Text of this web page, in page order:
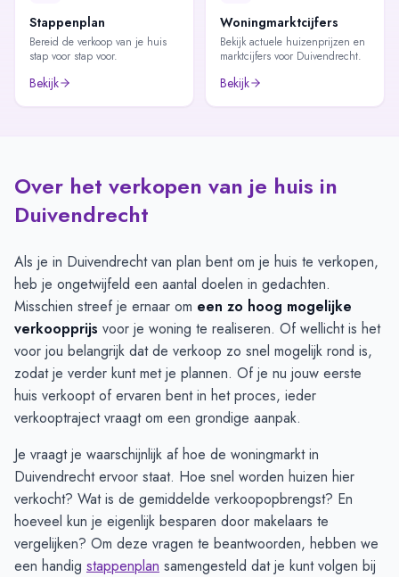
Stappenplan
Bereid de verkoop van je huis
stap voor stap voor.
Bekijk
Woningmarktcijfers
Bekijk actuele huizenprijzen en
marktcijfers voor Duivendrecht.
Bekijk
Over het verkopen van je huis in
Duivendrecht
Als je in Duivendrecht van plan bent om je huis te verkopen,
heb je ongetwijfeld een aantal doelen in gedachten.
Misschien streef je ernaar om een zo hoog mogelijke
verkoopprijs voor je woning te realiseren. Of wellicht is het
voor jou belangrijk dat de verkoop zo snel mogelijk rond is,
zodat je verder kunt met je plannen. Of je nu jouw eerste
huis verkoopt of ervaren bent in het proces, ieder
verkooptraject vraagt om een grondige aanpak.
Je vraagt je waarschijnlijk af hoe de woningmarkt in
Duivendrecht ervoor staat. Hoe snel worden huizen hier
verkocht? Wat is de gemiddelde verkoopopbrengst? En
hoeveel kun je eigenlijk besparen door makelaars te
vergelijken? Om deze vragen te beantwoorden, hebben we
een handig stappenplan samengesteld dat je kunt volgen bij